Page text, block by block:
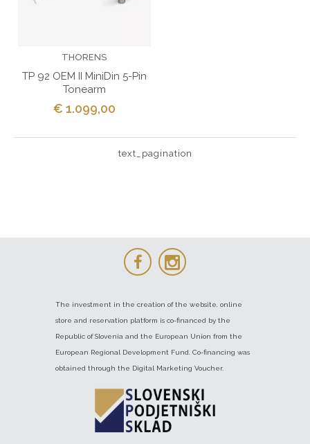
THORENS
TP 92 OEM II MiniDin 5-Pin
Tonearm
€ 1.099,00
text_pagination
The investment in the creation of the website, online
store and reservation platform is co-financed by the
Republic of Slovenia and the European Union from the
European Regional Development Fund. Co-financing was
obtained through the Digital Marketing Voucher.